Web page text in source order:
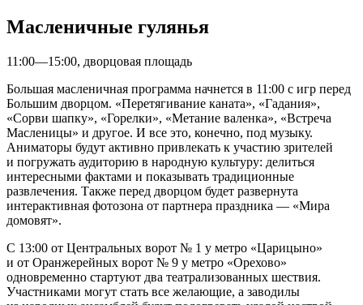
Масленичные гулянья
11:00—15:00, дворцовая площадь
Большая масленичная программа начнется в 11:00 с игр перед
Большим дворцом. «Перетягивание каната», «Гадания»,
«Сорви шапку», «Горелки», «Метание валенка», «Встреча
Масленицы» и другое. И все это, конечно, под музыку.
Аниматоры будут активно привлекать к участию зрителей
и погружать аудиторию в народную культуру: делиться
интересными фактами и показывать традиционные
развлечения. Также перед дворцом будет развернута
интерактивная фотозона от партнера праздника — «Мира
домовят».
С 13:00 от Центральных ворот № 1 у метро «Царицыно»
и от Оранжерейных ворот № 9 у метро «Орехово»
одновременно стартуют два театрализованных шествия.
Участниками могут стать все желающие, а заводилы